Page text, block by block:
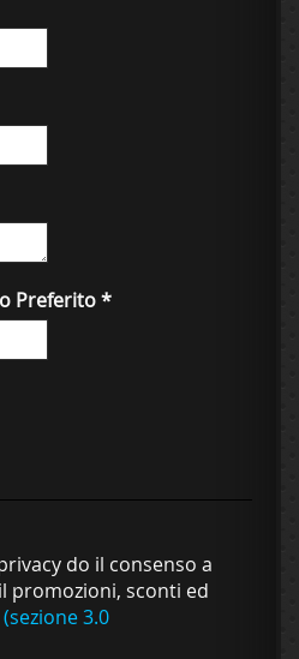
Preferito*
do il consenso a
promozioni, sconti ed
(sezione 3.0